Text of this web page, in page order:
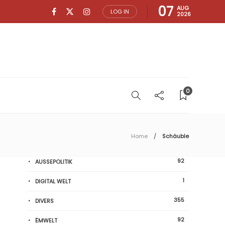
LOG IN 07 AUG
2026
0
Home Schäuble
AUSSEPOLITIK 92
DIGITAL WELT 1
DIVERS 355
ËMWELT 92